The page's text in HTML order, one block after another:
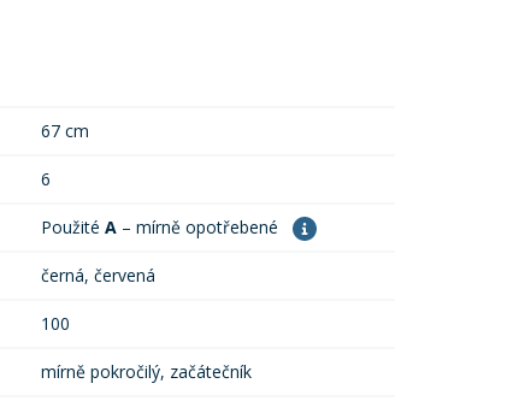
67 cm
6
Použité A – mírně opotřebené
černá, červená
100
mírně pokročilý, začátečník